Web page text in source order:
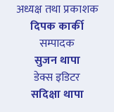
अध्यक्ष तथा प्रकाशक
दिपक कार्की
सम्पादक
सुजन थापा
डेक्स इडिटर
सदिक्षा थापा